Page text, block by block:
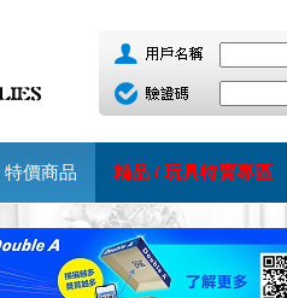
特價商品 精品 / 玩具特賣專區